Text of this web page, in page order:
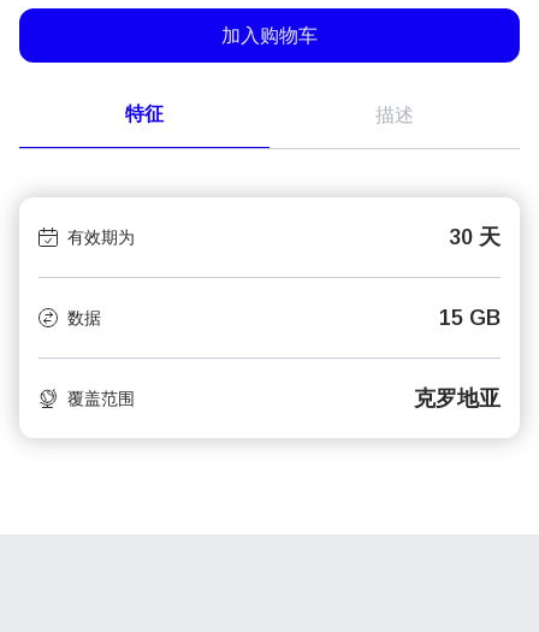
加入购物车
特征 描述
有效期为 30 天
数据 15 GB
覆盖范围 克罗地亚